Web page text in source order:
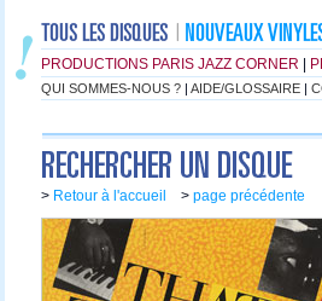
PRODUCTIONS PARIS JAZZ CORNER
QUI SOMMES-NOUS ? | AIDE/GLOSSAIRE |
> Retour à l'accueil > page précédente